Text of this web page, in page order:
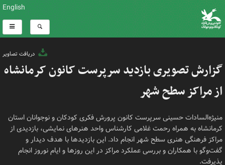
English
دریافت تصاویر
گزارش تصویری بازدید سرپرست کانون کرمانشاه
از مراکز سطح شهر
منیژه‌السادات حسینی سرپرست کانون پرورش فکری کودکان و نوجوانان استان
کرمانشاه به همراه رحمت غلامی کارشناس واحد هنرهای نمایشی، بازدیدی از
مراکز فرهنگی هنری سطح شهر انجام داد. این بازدیدها با هدف دیدار و
گفت‌وگو با همکاران و بررسی عملکرد مراکز در این روزها و ایام نوروز انجام
پذیرفت.